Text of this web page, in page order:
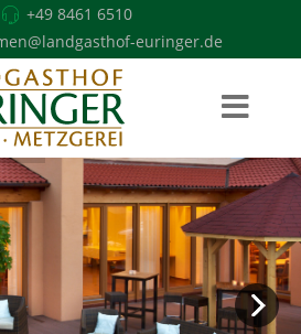
+49 8461 6510
euringer.de